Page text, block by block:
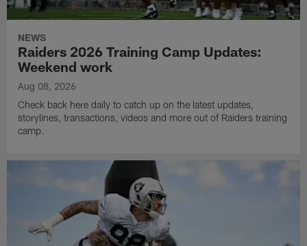
NEWS
Raiders 2026 Training Camp Updates:
Weekend work
Aug 08, 2026
Check back here daily to catch up on the latest updates,
storylines, transactions, videos and more out of Raiders training
camp.